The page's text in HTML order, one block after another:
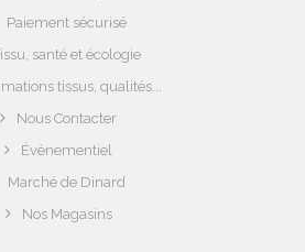
Paiement sécurisé
santé et écologie
tissus, qualités...
Nous Contacter
Évènementiel
Marché de Dinard
Nos Magasins